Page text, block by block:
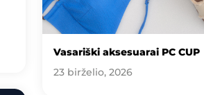
Vasariški aksesuarai PC CUP
23 birželio, 2026